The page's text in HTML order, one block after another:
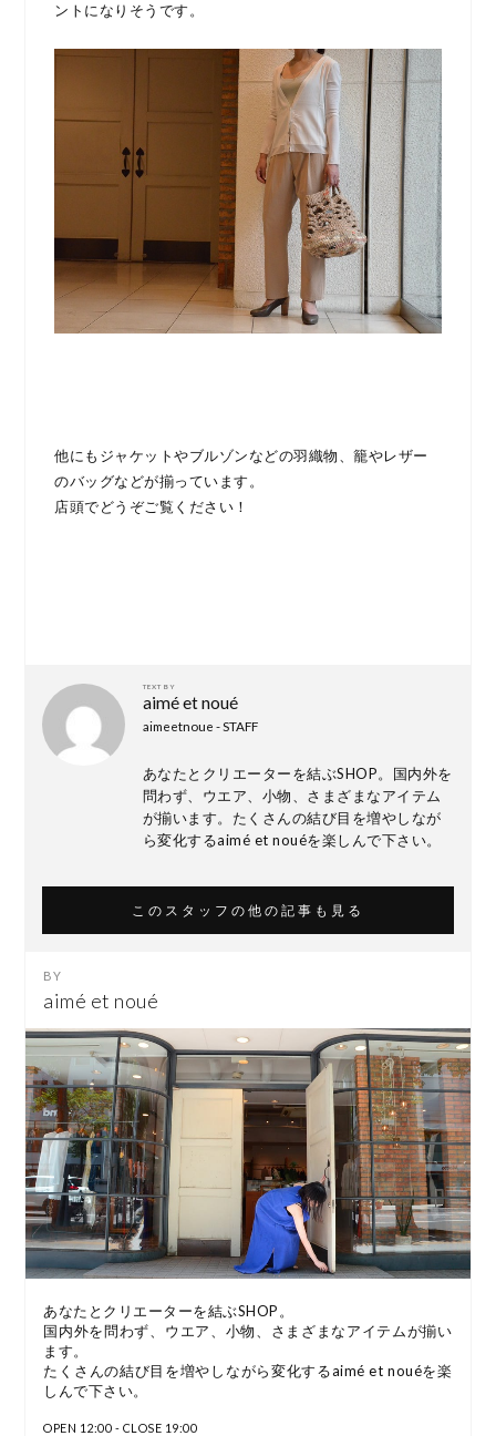
ントになりそうです。
他にもジャケットやブルゾンなどの羽織物、籠やレザー
のバッグなどが揃っています。
店頭でどうぞご覧ください！
TEXT BY
aimé et noué
aimeetnoue - STAFF
あなたとクリエーターを結ぶSHOP。国内外を
問わず、ウエア、小物、さまざまなアイテム
が揃います。たくさんの結び目を増やしなが
ら変化するaimé et nouéを楽しんで下さい。
このスタッフの他の記事も見る
aimé et noué
あなたとクリエーターを結ぶSHOP。
国内外を問わず、ウエア、小物、さまざまなアイテムが揃い
ます。
たくさんの結び目を増やしながら変化するaimé et nouéを楽
しんで下さい。
OPEN 12:00 - CLOSE 19:00